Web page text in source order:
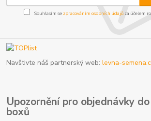
Souhlasím se zpracováním osobních údajůza účelem
Navštivte náš partnerský web:levna-
Upozornění pro objednávky
boxů